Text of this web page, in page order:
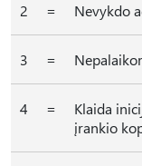
2 = Nevykdo
3 =
4 =
Klaida
įrankio